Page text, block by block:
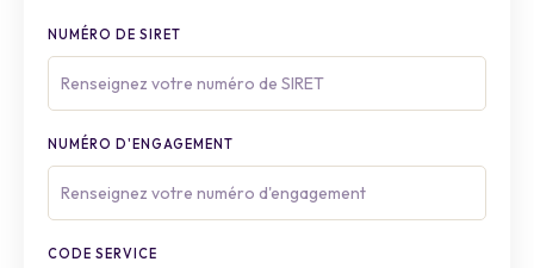
NUMÉRO DE SIRET
NUMÉRO D'ENGAGEMENT
CODE SERVICE